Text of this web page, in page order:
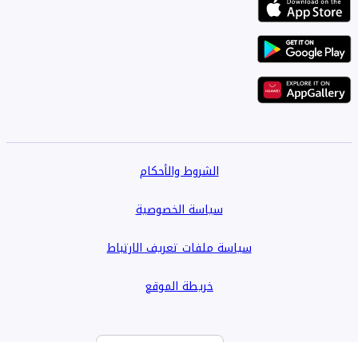
الشروط والأحكام
سياسة الخصوصية
سياسة ملفات تعريف الارتباط
خريطة الموقع